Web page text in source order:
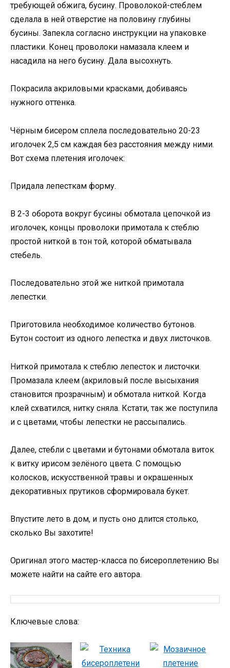
требующей обжига, бусину. Проволокой-стеблем
сделала в ней отверстие на половину глубины
бусины. Запекла согласно инструкции на упаковке
пластики. Конец проволоки намазала клеем и
насадила на него бусину. Дала высохнуть.
Покрасила акриловыми красками, добиваясь
нужного оттенка.
Чёрным бисером сплела последовательно 20-23
иголочек 2,5 см каждая без расстояния между ними.
Вот схема плетения иголочек:
Придала лепесткам форму.
В 2-3 оборота вокруг бусины обмотала цепочкой из
иголочек, концы проволоки примотала к стеблю
простой ниткой в тон той, которой обматывала
стебель.
Последовательно этой же ниткой примотала
лепестки.
Приготовила необходимое количество бутонов.
Бутон состоит из одного лепестка и двух листочков.
Ниткой примотала к стеблю лепесток и листочки.
Промазала клеем (акриловый после высыхания
становится прозрачным) и обмотала ниткой. Когда
клей схватился, нитку сняла. Кстати, так же поступила
и с цветами, чтобы лепестки не рассыпались.
Далее, стебли с цветами и бутонами обмотала виток
к витку ирисом зелёного цвета. С помощью
колосков, искусственной травы и окрашенных
декоративных прутиков сформировала букет.
Впустите лето в дом, и пусть оно длится столько,
сколько Вы захотите!
Оригинал этого мастер-класса по бисероплетению Вы
можете найти на сайте его автора.
Ключевые слова: